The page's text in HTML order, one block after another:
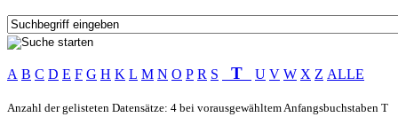
A B C D E F G H K L M N O P R S T U V W X Z ALLE
Anzahl der gelisteten Datensätze: 4 bei vorausgewähltem Anfangsbuchstaben T